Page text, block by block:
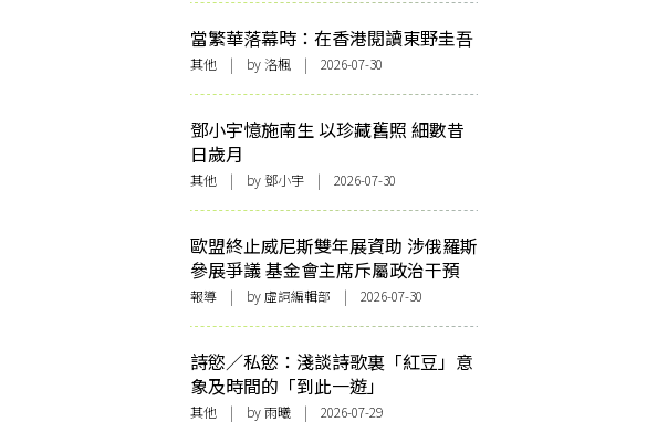
當繁華落幕時：在香港閱讀東野圭吾
其他 | by洛楓 | 2026-07-30
鄧小宇憶施南生 以珍藏舊照 細數昔
日歲月
其他 | by 鄧小宇 | 2026-07-30
歐盟終止威尼斯雙年展資助 涉俄羅斯
參展爭議 基金會主席斥屬政治干預
報導 | by 虛詞編輯部 | 2026-07-30
詩慾／私慾：淺談詩歌裏「紅豆」意
象及時間的「到此一遊」
其他 | by 雨曦 | 2026-07-29